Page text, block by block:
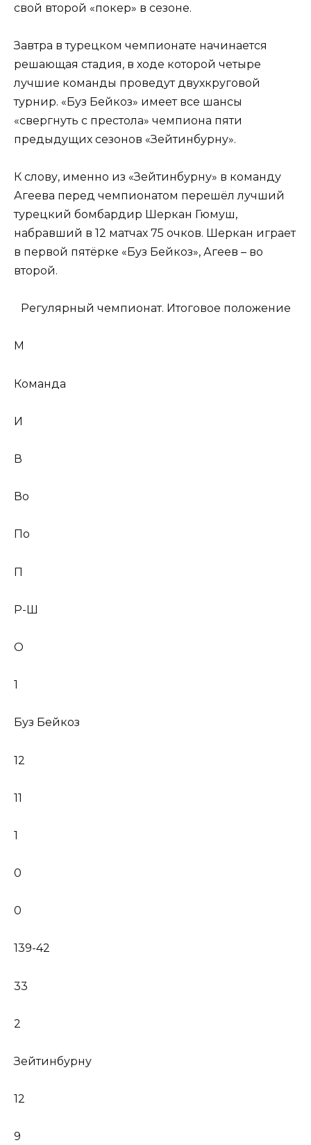
свой второй «покер» в сезоне.
Завтра в турецком чемпионате начинается
решающая стадия, в ходе которой четыре
лучшие команды проведут двухкруговой
турнир. «Буз Бейкоз» имеет все шансы
«свергнуть с престола» чемпиона пяти
предыдущих сезонов «Зейтинбурну».
К слову, именно из «Зейтинбурну» в команду
Агеева перед чемпионатом перешёл лучший
турецкий бомбардир Шеркан Гюмуш,
набравший в 12 матчах 75 очков. Шеркан играет
в первой пятёрке «Буз Бейкоз», Агеев – во
второй.
Регулярный чемпионат. Итоговое положение
М
Команда
И
В
Во
По
П
Р-Ш
О
1
Буз Бейкоз
12
11
1
0
0
139-42
33
2
Зейтинбурну
12
9